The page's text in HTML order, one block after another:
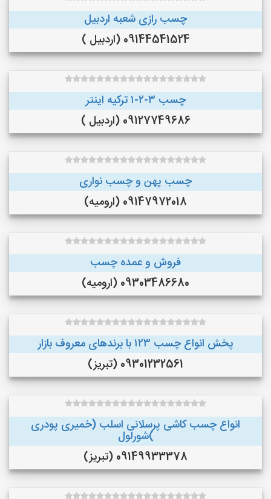
چسب رازی شعبه اردبیل
09144541524 (اردبیل )
چسب ۳-۲-۱ ترکیه اینتر
09127749686 (اردبیل )
چسب پهن و چسب نواری
09147972018 (ارومیه)
فروش و عمده چسب
09303486680 (ارومیه)
پخش انواع چسب ۱۲۳ با برندهای معروف بازار
09301232561 (تبریز)
انواع چسب کاشی پرسلانی اسلب (خمیری پودری
)شورلول
09149933378 (تبریز)